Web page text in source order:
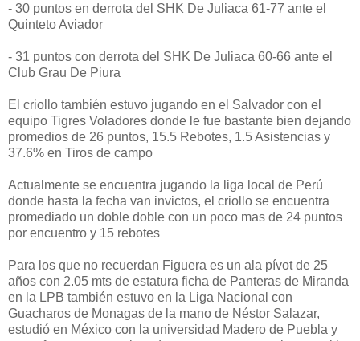
- 30 puntos en derrota del SHK De Juliaca 61-77 ante el
Quinteto Aviador
- 31 puntos con derrota del SHK De Juliaca 60-66 ante el
Club Grau De Piura
El criollo también estuvo jugando en el Salvador con el
equipo Tigres Voladores donde le fue bastante bien dejando
promedios de 26 puntos, 15.5 Rebotes, 1.5 Asistencias y
37.6% en Tiros de campo
Actualmente se encuentra jugando la liga local de Perú
donde hasta la fecha van invictos, el criollo se encuentra
promediado un doble doble con un poco mas de 24 puntos
por encuentro y 15 rebotes
Para los que no recuerdan Figuera es un ala pívot de 25
años con 2.05 mts de estatura ficha de Panteras de Miranda
en la LPB también estuvo en la Liga Nacional con
Guacharos de Monagas de la mano de Néstor Salazar,
estudió en México con la universidad Madero de Puebla y